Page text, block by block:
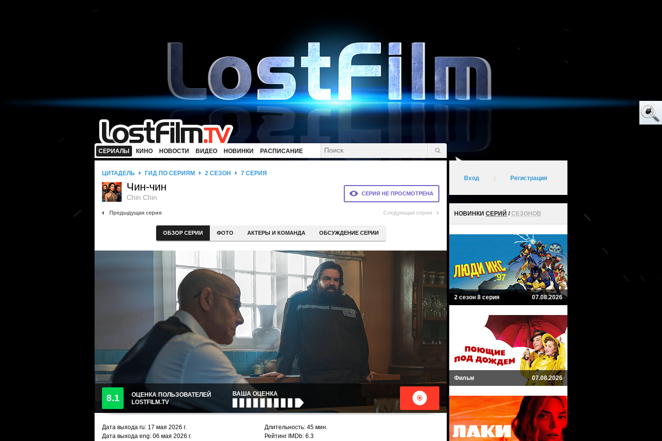
СЕРИАЛЫ КИНО НОВОСТИ ВИДЕО НОВИНКИ РАСПИСАНИЕ
СЕРИЯ НЕ ПРОСМОТРЕНА
ЦИТАДЕЛЬ ГИД ПО СЕРИЯМ 2 СЕЗОН 7 СЕРИЯ
Чин-чин
Chin Chin
Предыдущая серия Следующая серия
ОБЗОР СЕРИИ ФОТО АКТЕРЫ И КОМАНДА ОБСУЖДЕНИЕ СЕРИИ
8.1
ОЦЕНКА ПОЛЬЗОВАТЕЛЕЙ
LOSTFILM.TV
ВАША ОЦЕНКА
Дата выхода ru: 17 мая 2026 г.
Дата выхода eng: 06 мая 2026 г.
Длительность: 45 мин.
Рейтинг IMDb: 6.3
Вход Регистрация
НОВИНКИ СЕРИЙ /СЕЗОНОВ
2 сезон 8 серия 07.08.2026
Фильм 07.08.2026